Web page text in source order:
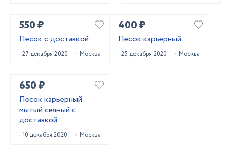
550 ₽
Песок с доставкой
27 декабря 2020 Москва
400 ₽
Песок карьерный
25 декабря 2020 Москва
650 ₽
Песок карьерный
мытый сеяный с
доставкой
10 декабря 2020 Москва